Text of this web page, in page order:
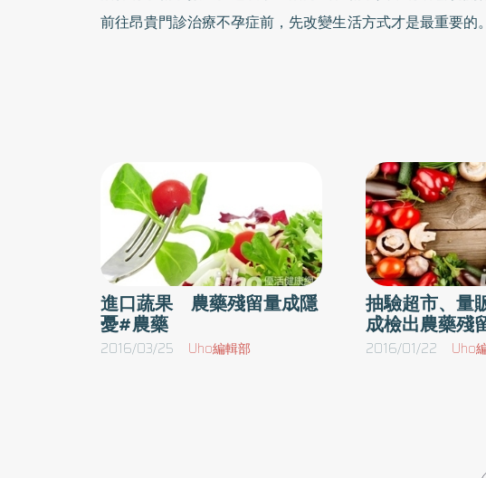
生蟲。原則上，應該以煮熟為宜。一般民眾常有
蝸牛身上的廣東住血線蟲，還有蛔蟲、鉤蟲等其
他寄生蟲，一般蔬菜也可能有農藥汙染。如果用
大量清水清洗，可減少威脅。一般情形下，吃生
菜沙拉的危險性很低，並不建議絕對避免。例外
的是到衛生不良地區旅遊、到腸道出血性大腸炎
的大腸桿菌流行地區、白血球低下患者、接受化
學治療病人，建議都不碰生菜。• 豬肉／生豬肉
主要的問題是豬肉絛蟲，其蟲卵可於小腸孵化，
上
4
的
非
除
在
含量
褪
不建
單
菜
無
前往昂貴門診治療不孕症前，先改變生活方式才是最重要的
孕而煩惱的夫妻，我建議採用六分飽的飲食生活。我個人一
近65歲，但髮色烏黑、肌肉結實，感覺比年輕時更活力充
／比起肉食的歐美國家，蔬食的東方人有較多的子嗣。肉食
患病率提高，像是大腸癌提高4倍、乳癌增加4倍、糖尿病
增加8倍等。美國蔬食運動領袖霍華．李曼（Howard F.
《紅色牧人的綠色旅程》（Mad Cowboy）中斷言：「肉
遠離漢堡／喜愛漢堡的年輕人，有77％為不孕程度的精子
進口蔬果 農藥殘留量成隱
憂#農藥
2016/03/25 Uho編輯部
抽驗超市、
成檢出農藥殘
2016/01/22 Uho